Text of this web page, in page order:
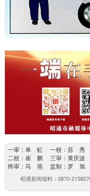
一审：单 虹 一校：苏 秀
二校：崔 鹏 三审：黄庆
终审：马 燕 监制：罗 旭
昭通新闻报料：0870-